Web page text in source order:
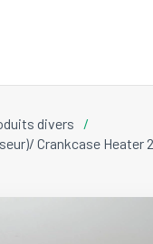
divers
/
Crankcase Heater